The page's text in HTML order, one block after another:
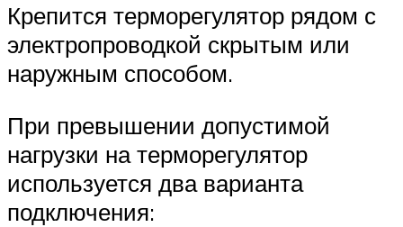
Крепится терморегулятор рядом с
электропроводкой скрытым или
наружным способом.
При превышении допустимой
нагрузки на терморегулятор
используется два варианта
подключения: